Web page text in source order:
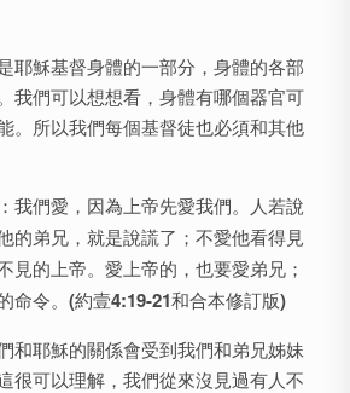
耶穌基督身體的一部分，身體的各部
我們可以想想看，身體有哪個器官可
。所以我們每個基督徒也必須和其他
我們愛，因為上帝先愛我們。人若說
的弟兄，就是說謊了；不愛他看得見
見的上帝。愛上帝的，也要愛弟兄；
令。 (約壹4:19-21和合本修訂版)
和耶穌的關係會受到我們和弟兄姊妹
很可以理解，我們從來沒見過有人不